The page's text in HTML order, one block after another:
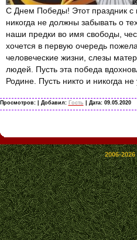
С Днем Победы! Этот праздник
никогда не должны забывать о
наши предки во имя свободы,
хочется в первую очередь
человеческие жизни, слезы
людей. Пусть эта победа
Родине. Пусть никто и никогда
Просмотров: | Добавил: Гость | Дата: 09.05.2020
2006-